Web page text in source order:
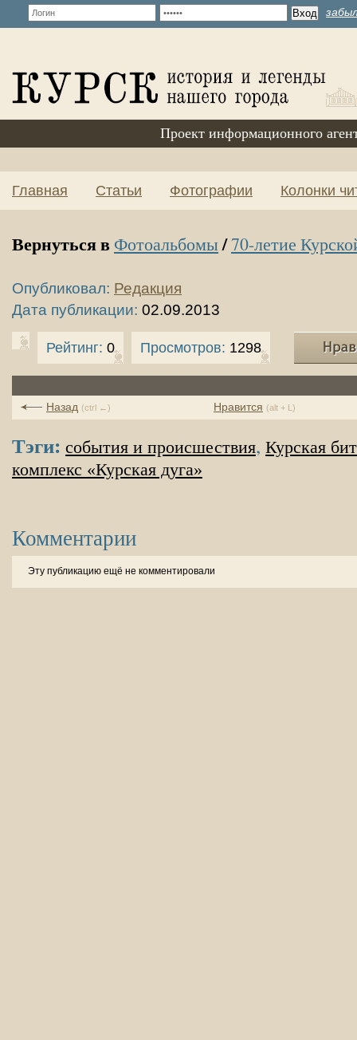
Проект информационного
Главная Статьи Фотографии Колонки
Вернуться в Фотоальбомы/70-летие
Опубликовал: Редакция
Дата публикации: 02.09.2013
Рейтинг: 0 Просмотров: 1298
Нравится (alt + L)
Назад (ctrl ←)
Тэги: события и происшествия, Курская
комплекс «Курская дуга»
Комментарии
Эту публикацию ещё не комментировали